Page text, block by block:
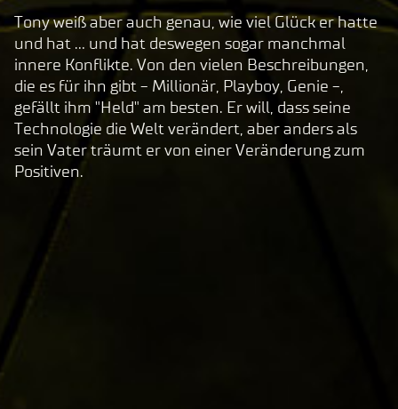
len"
klic
kst,
stim
mst
du
den
Da
Tony weiß aber auch genau, wie viel Glück er hatte
und hat ... und hat deswegen sogar manchmal
innere Konflikte. Von den vielen Beschreibungen,
die es für ihn gibt - Millionär, Playboy, Genie -,
gefällt ihm "Held" am besten. Er will, dass seine
Technologie die Welt verändert, aber anders als
sein Vater träumt er von einer Veränderung zum
Positiven.